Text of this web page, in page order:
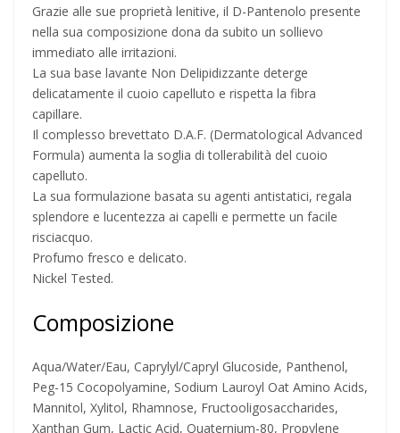
Grazie alle sue proprietà lenitive, il D-Pantenolo presente
nella sua composizione dona da subito un sollievo
immediato alle irritazioni.
La sua base lavante Non Delipidizzante deterge
delicatamente il cuoio capelluto e rispetta la fibra
capillare.
Il complesso brevettato D.A.F. (Dermatological Advanced
Formula) aumenta la soglia di tollerabilità del cuoio
capelluto.
La sua formulazione basata su agenti antistatici, regala
splendore e lucentezza ai capelli e permette un facile
risciacquo.
Profumo fresco e delicato.
Nickel Tested.
Composizione
Aqua/Water/Eau, Caprylyl/Capryl Glucoside, Panthenol,
Peg-15 Cocopolyamine, Sodium Lauroyl Oat Amino Acids,
Mannitol, Xylitol, Rhamnose, Fructooligosaccharides,
Xanthan Gum, Lactic Acid, Quaternium-80, Propylene